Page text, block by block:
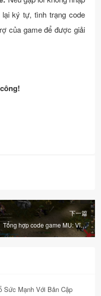
ký tự, tình trạng code
của game để được giải
下一篇
Tổng hợp code game MU: Vĩnh
Hằng và cách nhập
Sức Mạnh Với Bản Cập